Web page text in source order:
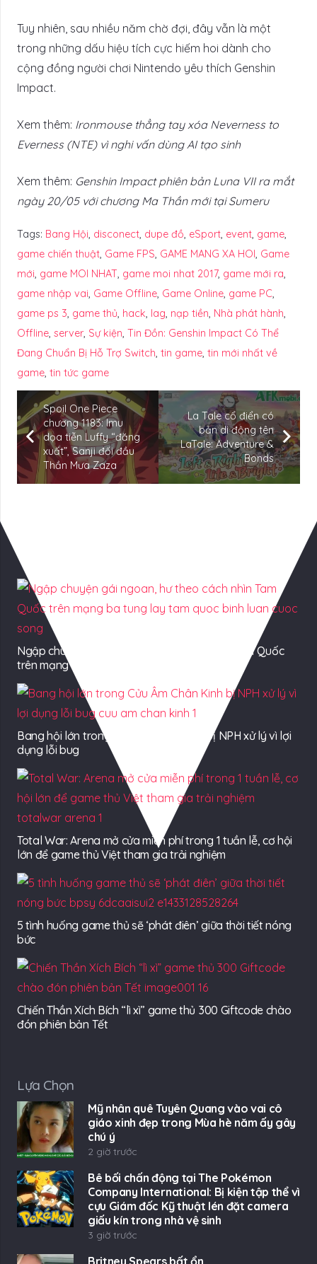
Tuy nhiên, sau nhiều năm chờ đợi, đây vẫn là một
trong những dấu hiệu tích cực hiếm hoi dành cho
cộng đồng người chơi Nintendo yêu thích Genshin
Impact.
Xem thêm: Ironmouse thẳng tay xóa Neverness to
Everness (NTE) vì nghi vấn dùng AI tạo sinh
Xem thêm: Genshin Impact phiên bản Luna VII ra mắt
ngày 20/05 với chương Ma Thần mới tại Sumeru
Tags: Bang Hội, disconect, dupe đồ, eSport, event, game,
game chiến thuật, Game FPS, GAME MANG XA HOI, Game
mới, game MOI NHAT, game moi nhat 2017, game mới ra,
game nhập vai, Game Offline, Game Online, game PC,
game ps 3, game thủ, hack, lag, nạp tiền, Nhà phát hành,
Offline, server, Sự kiện, Tin Đồn: Genshin Impact Có Thể
Đang Chuẩn Bị Hỗ Trợ Switch, tin game, tin mới nhất về
game, tin tức game
Spoil One Piece
chương 1183: Imu
dọa tiễn Luffy “đăng
xuất”, Sanji đối đầu
Thần Mưa Zaza
La Tale cổ điển có
bản di động tên
LaTale: Adventure &
Bonds
Ngập chuyện gái ngoan, hư theo cách nhìn Tam Quốc
trên mạng
Bang hội lớn trong Cửu Âm Chân Kinh bị NPH xử lý vì lợi
dụng lỗi bug
Total War: Arena mở cửa miễn phí trong 1 tuần lễ, cơ hội
lớn để game thủ Việt tham gia trải nghiệm
5 tình huống game thủ sẽ ‘phát điên’ giữa thời tiết nóng
bức
Chiến Thần Xích Bích “lì xì” game thủ 300 Giftcode chào
đón phiên bản Tết
Lựa Chọn
Mỹ nhân quê Tuyên Quang vào vai cô
giáo xinh đẹp trong Mùa hè năm ấy gây
chú ý
2 giờ trước
Bê bối chấn động tại The Pokémon
Company International: Bị kiện tập thể vì
cựu Giám đốc Kỹ thuật lén đặt camera
giấu kín trong nhà vệ sinh
3 giờ trước
Britney Spears bất ổn